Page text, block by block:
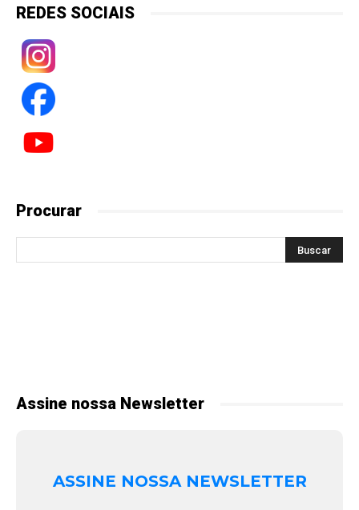
REDES SOCIAIS
Procurar
Assine nossa Newsletter
ASSINE NOSSA NEWSLETTER